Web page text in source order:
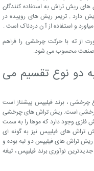
ریش تراش به استفاده کنندگان
دارد . تریمر ریش های روییده در
و استفاده از آ ن دردناک است .
از ته با حرکت چرخشی را فراهم
صنعت محسوب می شود.
دو نوع تقسیم می
چرخشی ، برند فیلیپس پیشتاز است
چرخشی است. ریش تراش های چرخشی
فلزی وجود دارد که موها را به سمت
های فیلیپس نیز به گونه ای
تراش های فیلیپس دو لبه بوده و
نوآوری برند فیلیپس ، تیغه